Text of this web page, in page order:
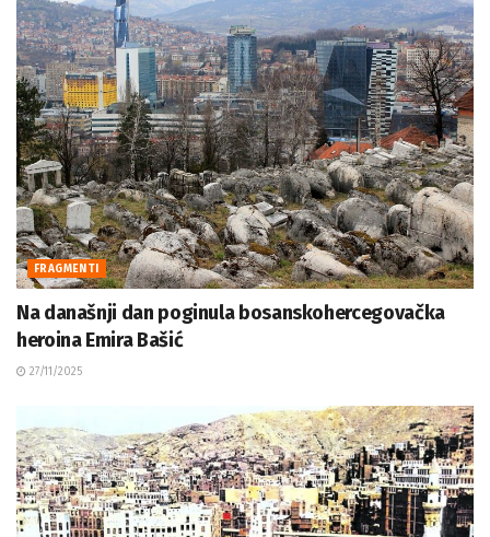
FRAGMENTI
Na današnji dan poginula bosanskohercegovačka
heroina Emira Bašić
27/11/2025